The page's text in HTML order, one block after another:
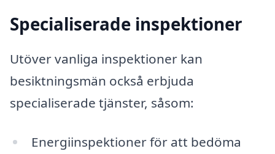
Specialiserade inspektioner
Utöver vanliga inspektioner kan
besiktningsmän också erbjuda
specialiserade tjänster, såsom:
Energiinspektioner för att bedöma